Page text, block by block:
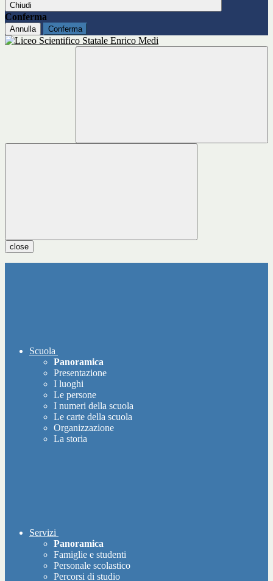
Chiudi
Conferma
Annulla Conferma
close
Scuola
Panoramica
Presentazione
I luoghi
Le persone
I numeri della scuola
Le carte della scuola
Organizzazione
La storia
Servizi
Panoramica
Famiglie e studenti
Personale scolastico
Percorsi di studio